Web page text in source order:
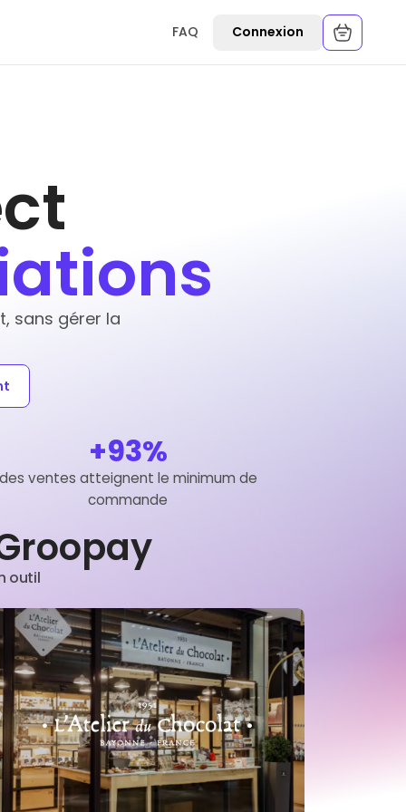
FAQ Connexion
sans gérer la
+93%
des ventes atteignent le minimum de
commande
outil